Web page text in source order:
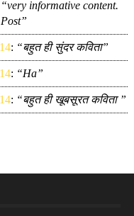
“very informative content.
: “बहुत ही सुंदर कविता”
: “Ha”
: “बहुत ही खूबसूरत कविता ”